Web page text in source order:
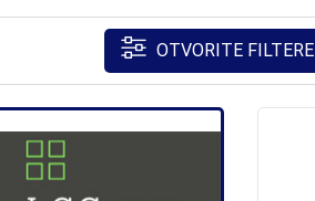
OTVORITE FILTERE